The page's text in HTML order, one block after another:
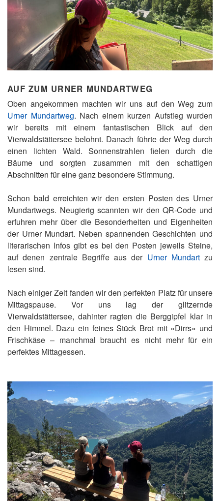
AUF ZUM URNER MUNDARTWEG
Oben angekommen machten wir uns auf den Weg zum
Urner Mundartweg. Nach einem kurzen Aufstieg wurden
wir bereits mit einem fantastischen Blick auf den
Vierwaldstättersee belohnt. Danach führte der Weg durch
einen lichten Wald. Sonnenstrahlen fielen durch die
Bäume und sorgten zusammen mit den schattigen
Abschnitten für eine ganz besondere Stimmung.
Schon bald erreichten wir den ersten Posten des Urner
Mundartwegs. Neugierig scannten wir den QR-Code und
erfuhren mehr über die Besonderheiten und Eigenheiten
der Urner Mundart. Neben spannenden Geschichten und
literarischen Infos gibt es bei den Posten jeweils Steine,
auf denen zentrale Begriffe aus der Urner Mundartzu
lesen sind.
Nach einiger Zeit fanden wir den perfekten Platz für unsere
Mittagspause. Vor uns lag der glitzernde
Vierwaldstättersee, dahinter ragten die Berggipfel klar in
den Himmel. Dazu ein feines Stück Brot mit «Dirrs» und
Frischkäse – manchmal braucht es nicht mehr für ein
perfektes Mittagessen.